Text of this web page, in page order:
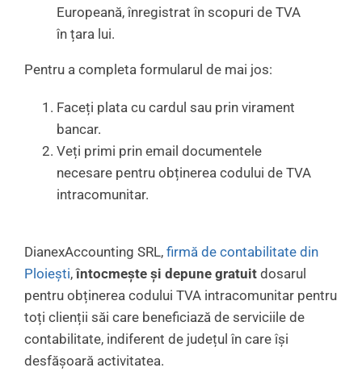
Europeană, înregistrat în scopuri de TVA
în țara lui.
Pentru a completa formularul de mai jos:
Faceți plata cu cardul sau prin virament
bancar.
Veți primi prin email documentele
necesare pentru obținerea codului de TVA
intracomunitar.
DianexAccounting SRL, firmă de contabilitate din
Ploiești,întocmește și depune gratuitdosarul
pentru obținerea codului TVA intracomunitar pentru
toți clienții săi care beneficiază de serviciile de
contabilitate, indiferent de județul în care își
desfășoară activitatea.